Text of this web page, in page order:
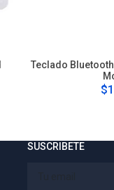
Teclado
SUSCRIBETE